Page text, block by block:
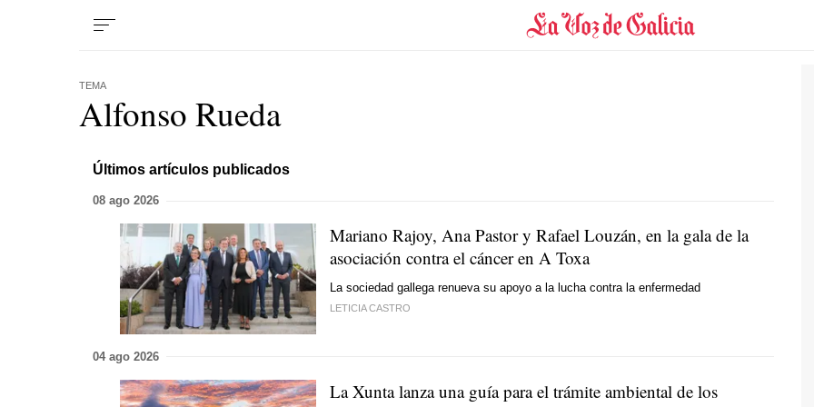
TEMA
Alfonso Rueda
Últimos artículos publicados
08 ago 2026
Mariano Rajoy, Ana Pastor y Rafael Louzán, en la gala de la
asociación contra el cáncer en A Toxa
La sociedad gallega renueva su apoyo a la lucha contra la enfermedad
LETICIA CASTRO
04 ago 2026
La Xunta lanza una guía para el trámite ambiental de los